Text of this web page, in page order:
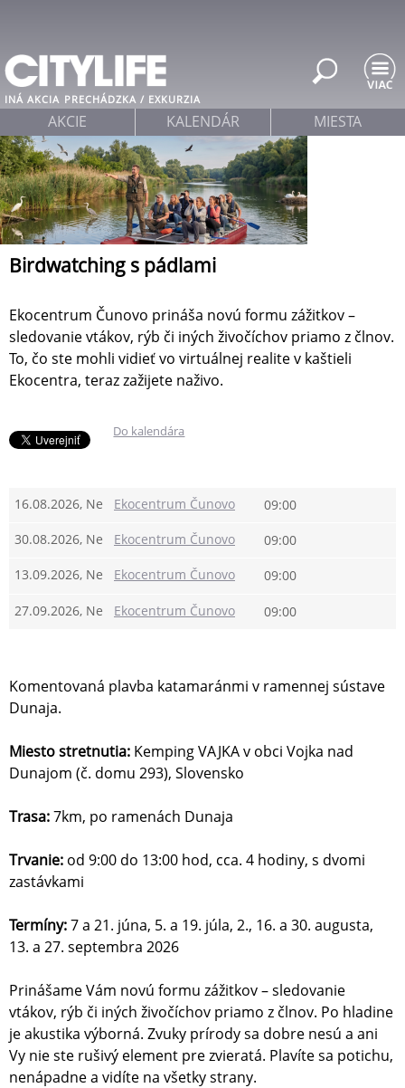
INÁ AKCIA PRECHÁDZKA / EXKURZIA
Birdwatching s pádlami
Ekocentrum Čunovo prináša novú formu zážitkov –
sledovanie vtákov, rýb či iných živočíchov priamo z člnov.
To, čo ste mohli vidieť vo virtuálnej realite v kaštieli
Ekocentra, teraz zažijete naživo.
Do kalendára
16.08.2026, Ne Ekocentrum Čunovo 09:00
30.08.2026, Ne Ekocentrum Čunovo 09:00
13.09.2026, Ne Ekocentrum Čunovo 09:00
27.09.2026, Ne Ekocentrum Čunovo 09:00
Komentovaná plavba katamaránmi v ramennej sústave
Dunaja.
Miesto stretnutia: Kemping VAJKA v obci Vojka nad
Dunajom (č. domu 293), Slovensko
Trasa:7km, po ramenách Dunaja
Trvanie: od 9:00 do 13:00 hod, cca. 4 hodiny, s dvomi
zastávkami
Termíny:7 a 21. júna, 5. a 19. júla, 2., 16. a 30. augusta,
13. a 27. septembra 2026
Prinášame Vám novú formu zážitkov – sledovanie
vtákov, rýb či iných živočíchov priamo z člnov. Po hladine
je akustika výborná. Zvuky prírody sa dobre nesú a ani
Vy nie ste rušivý element pre zvieratá. Plavíte sa potichu,
nenápadne a vidíte na všetky strany.
AKCIE KALENDÁR MIESTA